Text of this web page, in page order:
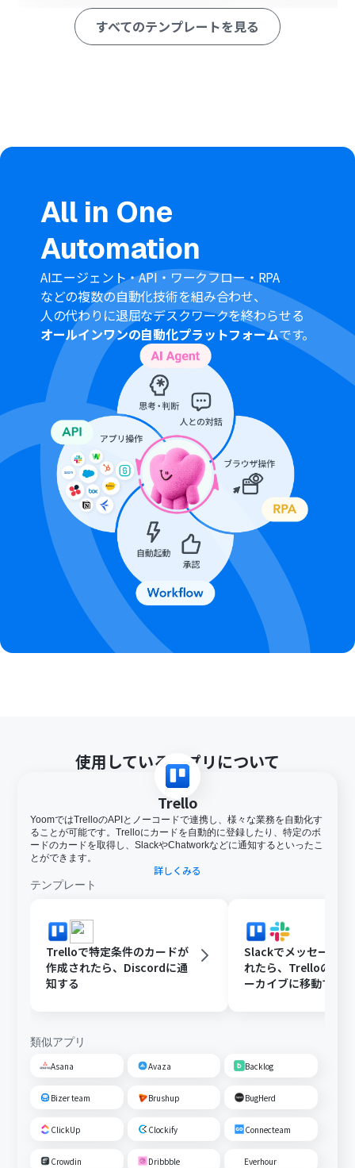
ペレーション」：トリガー起動後、フロー内で処理を行うアク
■このワークフローのカスタムポイント
ンでは、具体的な指示（プロンプト）をカスタムするこ
Trelloのカード検索オペレーションでは、AI機能で抽出し
たデータをもとに検索対象となるカードの件名を任意で
注意事項
Trello、DiscordのそれぞれとYoomを連携してくださ
い。
トリガーは5分、10分、15分、30分、60分の間隔で起動
間隔を選択できます。
プランによって最短の起動間隔が異なりますので、ご注意
ください。
分岐はパーソナルプラン以上のプランでご利用いただけ
る機能（オペレーション）となっております。フリープラ
ンの場合は設定しているフローボットのオペレーション
はエラーとなりますので、ご注意ください。
パーソナルプランなどの有料プランは、2週間の無料トラ
イアルを行うことが可能です。無料トライアル中には制限
対象のアプリや機能（オペレーション）を使用すること
ができます。
すべてのテンプレートを見る
All in One
Automation
AIエージェント・API・ワークフロー・RPA
などの複数の自動化技術を組み合わせ、
人の代わりに退屈なデスクワークを終わらせる
オールインワンの自動化プラットフォームです。
使用しているアプリについて
Trello
YoomではTrelloのAPIとノーコードで連携し、様々な業務を自動化す
ることが可能です。Trelloにカードを自動的に登録したり、特定のボ
ードのカードを取得し、SlackやChatworkなどに通知するといったこ
とができます。
詳しくみる
テンプレート
Trelloで特定条件のカードが
作成されたら、Discordに通
知する
Slackでメッセージが
れたら、Trelloのカ
ーカイブに移動する
類似アプリ
Asana Avaza Backlog
Bizer team Brushup BugHerd
ClickUp Clockify Connecteam
Crowdin Dribbble Everhour